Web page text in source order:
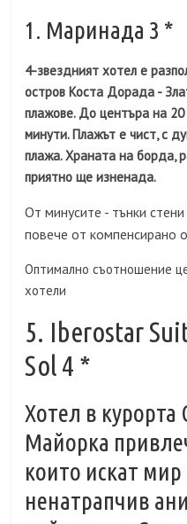
1. Маринада 3 *
4-звездният хотел е
остров Коста Дорада -
плажове. До центъра на
минути. Плажът е чист, с
плажа. Храната на борда,
приятно ще изненада.
От минусите - тънки
повече от компенсирано
Оптимално съотношение
хотели
5. Iberostar
Sol 4 *
Хотел в курорта
Майорка
които искат
ненатрапчив